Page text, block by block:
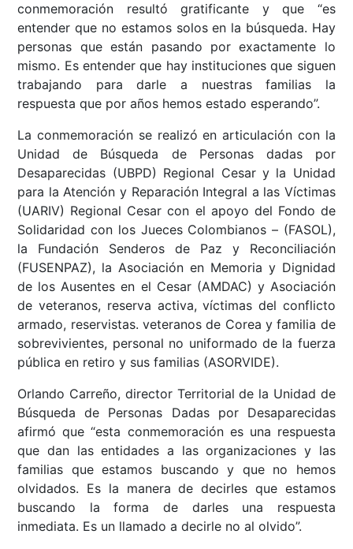
conmemoración resultó gratificante y que “es
entender que no estamos solos en la búsqueda. Hay
personas que están pasando por exactamente lo
mismo. Es entender que hay instituciones que siguen
trabajando para darle a nuestras familias la
respuesta que por años hemos estado esperando”.
La conmemoración se realizó en articulación con la
Unidad de Búsqueda de Personas dadas por
Desaparecidas (UBPD) Regional Cesar y la Unidad
para la Atención y Reparación Integral a las Víctimas
(UARIV) Regional Cesar con el apoyo del Fondo de
Solidaridad con los Jueces Colombianos – (FASOL),
la Fundación Senderos de Paz y Reconciliación
(FUSENPAZ), la Asociación en Memoria y Dignidad
de los Ausentes en el Cesar (AMDAC) y Asociación
de veteranos, reserva activa, víctimas del conflicto
armado, reservistas. veteranos de Corea y familia de
sobrevivientes, personal no uniformado de la fuerza
pública en retiro y sus familias (ASORVIDE).
Orlando Carreño, director Territorial de la Unidad de
Búsqueda de Personas Dadas por Desaparecidas
afirmó que “esta conmemoración es una respuesta
que dan las entidades a las organizaciones y las
familias que estamos buscando y que no hemos
olvidados. Es la manera de decirles que estamos
buscando la forma de darles una respuesta
inmediata. Es un llamado a decirle no al olvido”.